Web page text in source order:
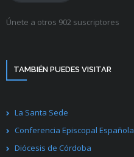
Únete a otros 902 suscriptores
TAMBIÉN PUEDES VISITAR
La Santa Sede
Conferencia Episcopal Española
Diócesis de Córdoba